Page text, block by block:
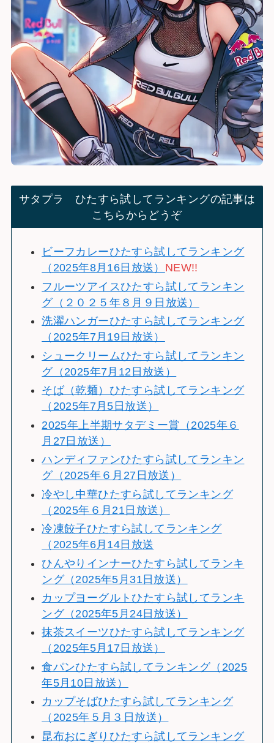
サタプラ ひたすら試してランキングの記事は
こちらからどうぞ
ビーフカレーひたすら試してランキング
（2025年8月16日放送） NEW!!
フルーツアイスひたすら試してランキン
グ（２０２５年８月９日放送）
洗濯ハンガーひたすら試してランキング
（2025年7月19日放送）
シュークリームひたすら試してランキン
グ（2025年7月12日放送）
そば（乾麺）ひたすら試してランキング
（2025年7月5日放送）
2025年上半期サタデミー賞（2025年６
月27日放送）
ハンディファンひたすら試してランキン
グ（2025年６月27日放送）
冷やし中華ひたすら試してランキング
（2025年６月21日放送）
冷凍餃子ひたすら試してランキング
（2025年6月14日放送
ひんやりインナーひたすら試してランキ
ング（2025年5月31日放送）
カップヨーグルトひたすら試してランキ
ング（2025年5月24日放送）
抹茶スイーツひたすら試してランキング
（2025年5月17日放送）
食パンひたすら試してランキング（2025
年5月10日放送）
カップそばひたすら試してランキング
（2025年５月３日放送）
昆布おにぎりひたすら試してランキング